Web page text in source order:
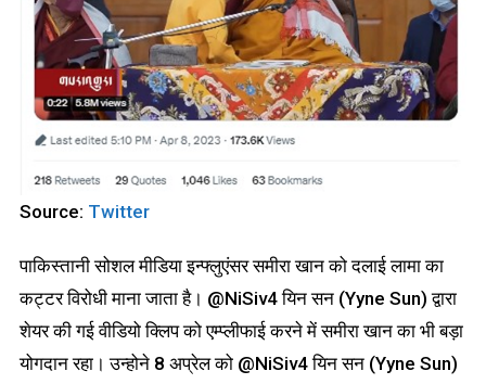
Source: Twitter
पाकिस्तानी सोशल मीडिया इन्फ्लुएंसर समीरा खान को दलाई लामा का
कट्टर विरोधी माना जाता है। @NiSiv4 यिन सन (Yyne Sun) द्वारा
शेयर की गई वीडियो क्लिप को एम्प्लीफाई करने में समीरा खान का भी बड़ा
योगदान रहा। उन्होने 8 अप्रेल को @NiSiv4 यिन सन (Yyne Sun)